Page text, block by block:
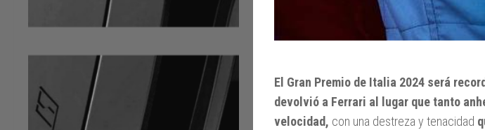
El Gran Premio de Italia 2024 será
devolvió a Ferrari al lugar que tanto
velocidad, con una destreza y tenacidad